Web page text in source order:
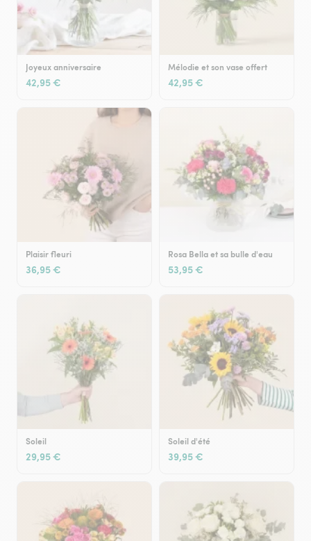
Joyeux anniversaire
42,95 €
Mélodie et son vase offert
42,95 €
Plaisir fleuri
36,95 €
Rosa Bella et sa bulle d'eau
53,95 €
Soleil
29,95 €
Soleil d'été
39,95 €